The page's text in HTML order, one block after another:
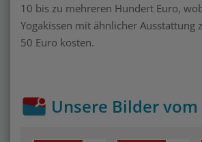
10 bis zu mehreren Hundert Euro,
Yogakissen mit ähnlicher Ausstattung
50 Euro kosten.
Unsere Bilder